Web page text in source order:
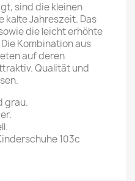
sind die kleinen
kalte Jahreszeit. Das
die leicht erhöhte
Kombination aus
auf deren
Qualität und
grau.
103c